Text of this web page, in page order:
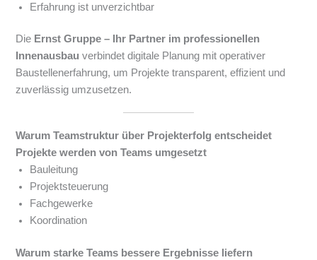
Erfahrung ist unverzichtbar
Die Ernst Gruppe – Ihr Partner im professionellen
Innenausbau verbindet digitale Planung mit operativer
Baustellenerfahrung, um Projekte transparent, effizient und
zuverlässig umzusetzen.
Warum Teamstruktur über Projekterfolg entscheidet
Projekte werden von Teams umgesetzt
Bauleitung
Projektsteuerung
Fachgewerke
Koordination
Warum starke Teams bessere Ergebnisse liefern